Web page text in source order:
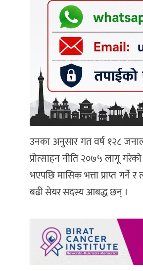
उनका अनुसार गत वर्ष १२८
प्रोत्साहन नीति २०७५ लागू
भएपछि मासिक भत्ता प्राप्त
बढी सेयर सदस्य आबद्ध छन् ।